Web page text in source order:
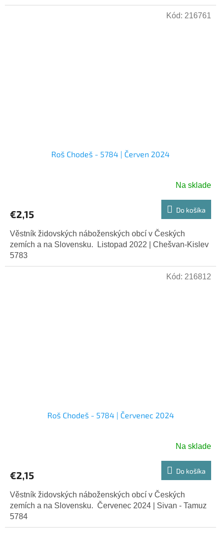
Roš Chodeš - 5784 | Červen 2024
Na sklade
€2,15 Do košíka
Věstník židovských náboženských obcí v Českých
zemích a na Slovensku. Listopad 2022 | Chešvan-Kislev
5783
Kód: 216761
Roš Chodeš - 5784 | Červenec 2024
Na sklade
€2,15 Do košíka
Věstník židovských náboženských obcí v Českých
zemích a na Slovensku. Červenec 2024 | Sivan - Tamuz
5784
Kód: 216812